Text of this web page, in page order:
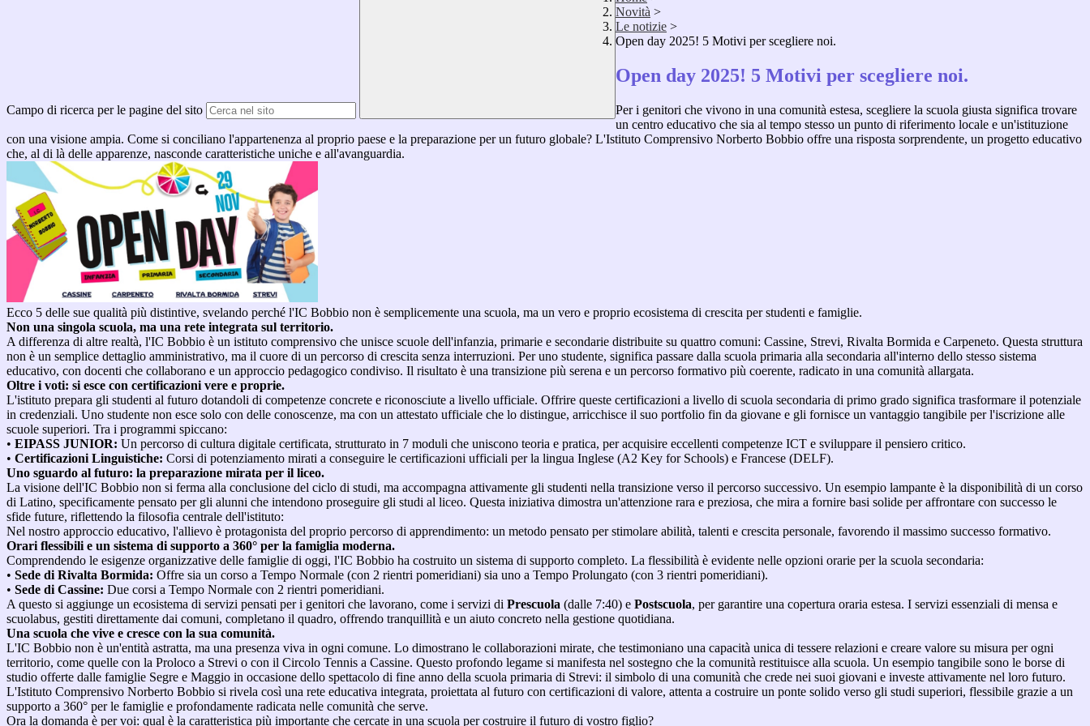
Campo di ricerca per le pagine del sito
Novità >
Le notizie >
Open day 2025! 5 Motivi per scegliere noi.
Open day 2025! 5 Motivi per scegliere noi.
Per i genitori che vivono in una comunità estesa, scegliere la scuola giusta significa trovare
un centro educativo che sia al tempo stesso un punto di riferimento locale e un'istituzione
con una visione ampia. Come si conciliano l'appartenenza al proprio paese e la preparazione per un futuro globale? L'Istituto Comprensivo Norberto Bobbio offre una risposta sorprendente, un progetto educativo
che, al di là delle apparenze, nasconde caratteristiche uniche e all'avanguardia.
Ecco 5 delle sue qualità più distintive, svelando perché l'IC Bobbio non è semplicemente una scuola, ma un vero e proprio ecosistema di crescita per studenti e famiglie.
Non una singola scuola, ma una rete integrata sul territorio.
A differenza di altre realtà, l'IC Bobbio è un istituto comprensivo che unisce scuole dell'infanzia, primarie e secondarie distribuite su quattro comuni: Cassine, Strevi, Rivalta Bormida e Carpeneto. Questa struttura
non è un semplice dettaglio amministrativo, ma il cuore di un percorso di crescita senza interruzioni. Per uno studente, significa passare dalla scuola primaria alla secondaria all'interno dello stesso sistema
educativo, con docenti che collaborano e un approccio pedagogico condiviso. Il risultato è una transizione più serena e un percorso formativo più coerente, radicato in una comunità allargata.
Oltre i voti: si esce con certificazioni vere e proprie.
L'istituto prepara gli studenti al futuro dotandoli di competenze concrete e riconosciute a livello ufficiale. Offrire queste certificazioni a livello di scuola secondaria di primo grado significa trasformare il potenziale
in credenziali. Uno studente non esce solo con delle conoscenze, ma con un attestato ufficiale che lo distingue, arricchisce il suo portfolio fin da giovane e gli fornisce un vantaggio tangibile per l'iscrizione alle
scuole superiori. Tra i programmi spiccano:
• EIPASS JUNIOR: Un percorso di cultura digitale certificata, strutturato in 7 moduli che uniscono teoria e pratica, per acquisire eccellenti competenze ICT e sviluppare il pensiero critico.
• Certificazioni Linguistiche: Corsi di potenziamento mirati a conseguire le certificazioni ufficiali per la lingua Inglese (A2 Key for Schools) e Francese (DELF).
Uno sguardo al futuro: la preparazione mirata per il liceo.
La visione dell'IC Bobbio non si ferma alla conclusione del ciclo di studi, ma accompagna attivamente gli studenti nella transizione verso il percorso successivo. Un esempio lampante è la disponibilità di un corso
di Latino, specificamente pensato per gli alunni che intendono proseguire gli studi al liceo. Questa iniziativa dimostra un'attenzione rara e preziosa, che mira a fornire basi solide per affrontare con successo le
sfide future, riflettendo la filosofia centrale dell'istituto:
Nel nostro approccio educativo, l'allievo è protagonista del proprio percorso di apprendimento: un metodo pensato per stimolare abilità, talenti e crescita personale, favorendo il massimo successo formativo.
Orari flessibili e un sistema di supporto a 360° per la famiglia moderna.
Comprendendo le esigenze organizzative delle famiglie di oggi, l'IC Bobbio ha costruito un sistema di supporto completo. La flessibilità è evidente nelle opzioni orarie per la scuola secondaria:
• Sede di Rivalta Bormida: Offre sia un corso a Tempo Normale (con 2 rientri pomeridiani) sia uno a Tempo Prolungato (con 3 rientri pomeridiani).
• Sede di Cassine: Due corsi a Tempo Normale con 2 rientri pomeridiani.
A questo si aggiunge un ecosistema di servizi pensati per i genitori che lavorano, come i servizi di Prescuola (dalle 7:40) e Postscuola, per garantire una copertura oraria estesa. I servizi essenziali di mensa e
scuolabus, gestiti direttamente dai comuni, completano il quadro, offrendo tranquillità e un aiuto concreto nella gestione quotidiana.
Una scuola che vive e cresce con la sua comunità.
L'IC Bobbio non è un'entità astratta, ma una presenza viva in ogni comune. Lo dimostrano le collaborazioni mirate, che testimoniano una capacità unica di tessere relazioni e creare valore su misura per ogni
territorio, come quelle con la Proloco a Strevi o con il Circolo Tennis a Cassine. Questo profondo legame si manifesta nel sostegno che la comunità restituisce alla scuola. Un esempio tangibile sono le borse di
studio offerte dalle famiglie Segre e Maggio in occasione dello spettacolo di fine anno della scuola primaria di Strevi: il simbolo di una comunità che crede nei suoi giovani e investe attivamente nel loro futuro.
L'Istituto Comprensivo Norberto Bobbio si rivela così una rete educativa integrata, proiettata al futuro con certificazioni di valore, attenta a costruire un ponte solido verso gli studi superiori, flessibile grazie a un
supporto a 360° per le famiglie e profondamente radicata nelle comunità che serve.
Ora la domanda è per voi: qual è la caratteristica più importante che cercate in una scuola per costruire il futuro di vostro figlio?